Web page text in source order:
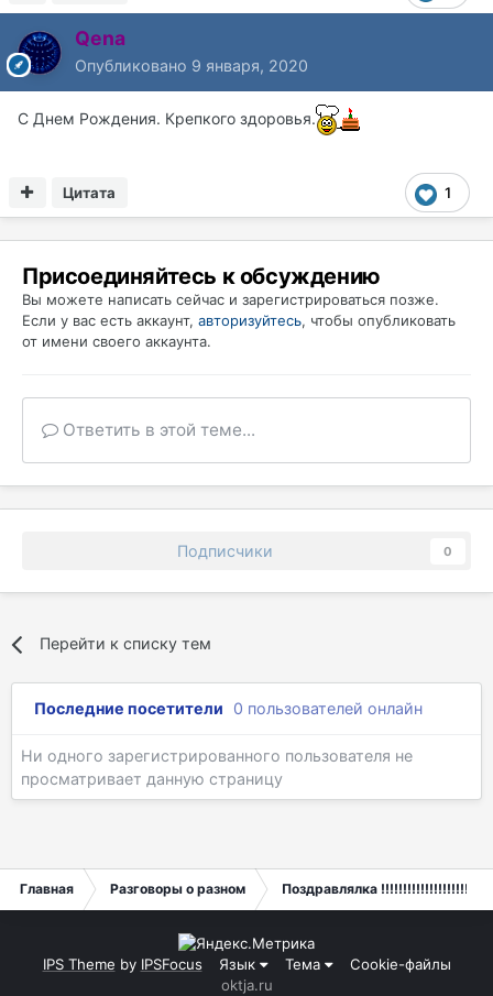
Qena
Опубликовано 9 января, 2020
С Днем Рождения. Крепкого здоровья.
1
Цитата
Присоединяйтесь к обсуждению
Вы можете написать сейчас и зарегистрироваться позже.
Если у вас есть аккаунт, авторизуйтесь, чтобы опубликовать
от имени своего аккаунта.
Ответить в этой теме...
Подписчики 0
Перейти к списку тем
Последние посетители 0 пользователей онлайн
Ни одного зарегистрированного пользователя не
просматривает данную страницу
Главная Разговоры о разном Поздравлялка !!!!!!!!!!!!!!!!!!!!
IPS Theme by IPSFocus Язык Тема
Cookie-файлы
oktja.ru